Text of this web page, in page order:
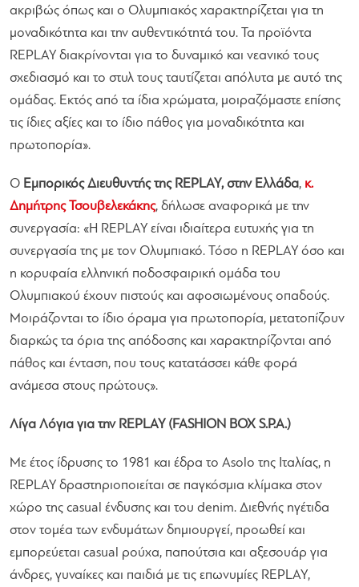
ακριβώς όπως και ο Ολυμπιακός χαρακτηρίζεται για τη
μοναδικότητα και την αυθεντικότητά του. Τα προϊόντα
REPLAY διακρίνονται για το δυναμικό και νεανικό τους
σχεδιασμό και το στυλ τους ταυτίζεται απόλυτα με αυτό της
ομάδας. Εκτός από τα ίδια χρώματα, μοιραζόμαστε επίσης
τις ίδιες αξίες και το ίδιο πάθος για μοναδικότητα και
πρωτοπορία».
Ο Εμπορικός Διευθυντής της REPLAY, στην Ελλάδα, κ.
Δημήτρης Τσουβελεκάκης, δήλωσε αναφορικά με την
συνεργασία: «Η REPLAY είναι ιδιαίτερα ευτυχής για τη
συνεργασία της με τον Ολυμπιακό. Τόσο η REPLAY όσο και
η κορυφαία ελληνική ποδοσφαιρική ομάδα του
Ολυμπιακού έχουν πιστούς και αφοσιωμένους οπαδούς.
Μοιράζονται το ίδιο όραμα για πρωτοπορία, μετατοπίζουν
διαρκώς τα όρια της απόδοσης και χαρακτηρίζονται από
πάθος και ένταση, που τους κατατάσσει κάθε φορά
ανάμεσα στους πρώτους».
Λίγα Λόγια για την REPLAY (FASHION BOX S.P.A.)
Με έτος ίδρυσης το 1981 και έδρα το Asolo της Ιταλίας, η
REPLAY δραστηριοποιείται σε παγκόσμια κλίμακα στον
χώρο της casual ένδυσης και του denim. Διεθνής ηγέτιδα
στον τομέα των ενδυμάτων δημιουργεί, προωθεί και
εμπορεύεται casual ρούχα, παπούτσια και αξεσουάρ για
άνδρες, γυναίκες και παιδιά με τις επωνυμίες REPLAY,